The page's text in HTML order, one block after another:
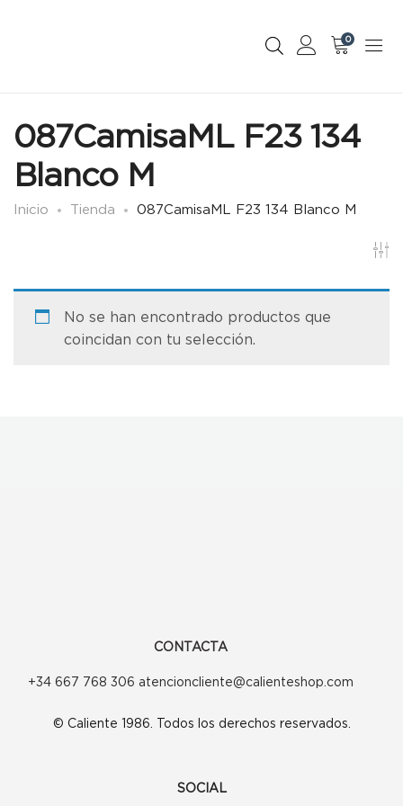
0
087CamisaML F23 134
Blanco M
Inicio Tienda 087CamisaML F23 134 Blanco M
No se han encontrado productos que
coincidan con tu selección.
CONTACTA
+34 667 768 306 atencioncliente@calienteshop.com
© Caliente 1986. Todos los derechos reservados.
SOCIAL